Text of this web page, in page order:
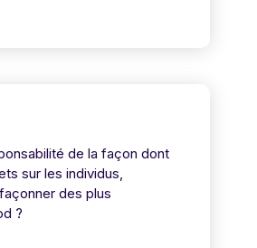
de la façon dont
sur les individus,
des plus
?